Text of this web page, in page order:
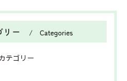
リー Categories
テゴリー